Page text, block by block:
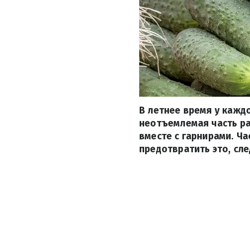
В летнее время у
неотъемлемая часть
вместе с гарнирами.
предотвратить это,